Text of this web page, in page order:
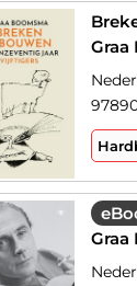
Graa
Graa